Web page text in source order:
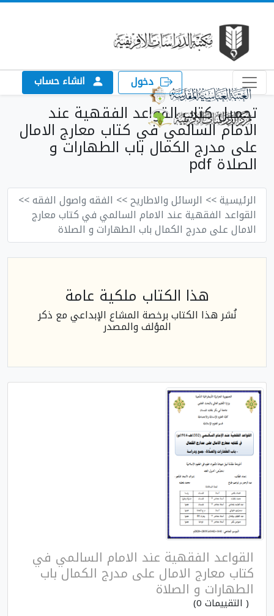
دخول انشاء حساب
تحميل كتاب القواعد الفقهية عند
الامام السالمي في كتاب معارج الامال
على مدرج الكمال باب الطهارات و
الصلاة pdf
الرئيسية>> الرسائل والاطاريح>> الفقه واصول الفقه>>
القواعد الفقهية عند الامام السالمي في كتاب معارج
الامال على مدرج الكمال باب الطهارات و الصلاة
هذا الكتاب ملكية عامة
نُشر هذا الكتاب برخصة المشاع الإبداعي مع ذكر
المؤلف والمصدر
القواعد الفقهية عند الامام السالمي في
كتاب معارج الامال على مدرج الكمال باب
الطهارات و الصلاة
( التقييمات 0)